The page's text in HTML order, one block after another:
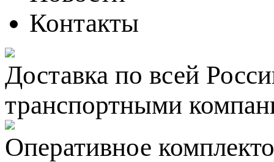
Контакты
Доставка по всей
транспортными
Оперативное